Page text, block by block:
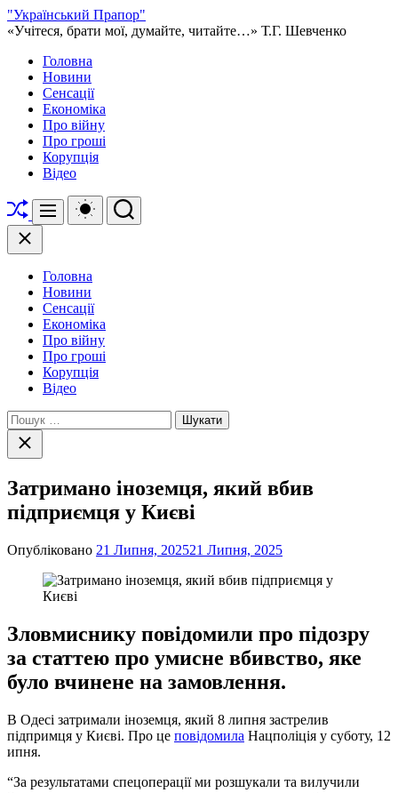
Перейти
до
"Український Прапор"
«Учітеся, брати мої, думайте, читайте…» Т.Г. Шевченко
Головна
Новини
Сенсації
Економіка
Про війну
Про гроші
Корупція
Відео
Перетасувати
Меню
Перемикач
кольорового
Пошук
Закрити
Головна
Новини
Сенсації
Економіка
Про війну
Про гроші
Корупція
Відео
Пошук:
Закрити
пошук
Затримано іноземця, який вбив
підприємця у Києві
Опубліковано 21 Липня, 202521 Липня, 2025
Зловмиснику повідомили про підозру
за статтею про умисне вбивство, яке
було вчинене на замовлення.
В Одесі затримали іноземця, який 8 липня застрелив
підпримця у Києві. Про це повідомила Нацполіція у суботу, 12
ипня.
“За результатами спецоперації ми розшукали та вилучили